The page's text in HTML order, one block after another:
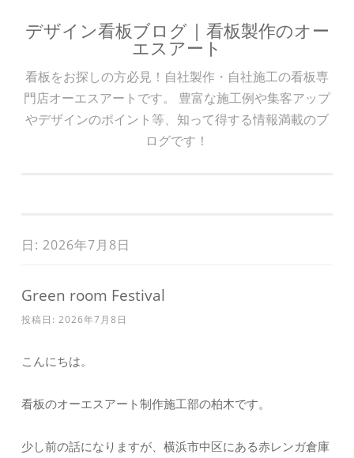
コンテンツへスキップ
デザイン看板ブログ | 看板製作のオー
エスアート
看板をお探しの方必見！自社製作・自社施工の看板専
門店オーエスアートです。 豊富な施工例や集客アップ
やデザインのポイント等、知って得する情報満載のブ
ログです！
日: 2026年7月8日
Green room Festival
投稿日: 2026年7月8日
こんにちは。
看板のオーエスアート制作施工部の柏木です。
少し前の話になりますが、横浜市中区にある赤レンガ倉庫